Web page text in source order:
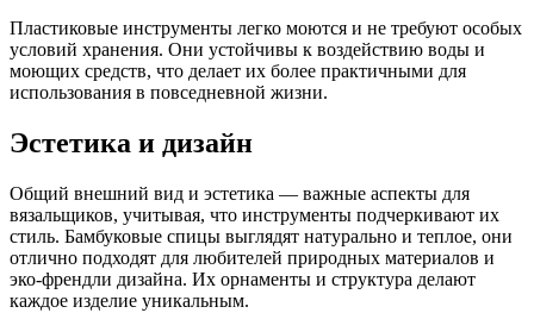
Пластиковые инструменты легко моются и не требуют особых
условий хранения. Они устойчивы к воздействию воды и
моющих средств, что делает их более практичными для
использования в повседневной жизни.
Эстетика и дизайн
Общий внешний вид и эстетика — важные аспекты для
вязальщиков, учитывая, что инструменты подчеркивают их
стиль. Бамбуковые спицы выглядят натурально и теплое, они
отлично подходят для любителей природных материалов и
эко-френдли дизайна. Их орнаменты и структура делают
каждое изделие уникальным.